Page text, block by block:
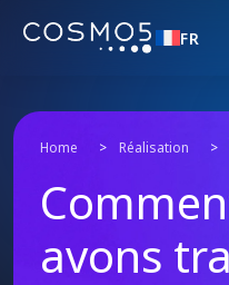
FR
Home > Réalisation >
avons